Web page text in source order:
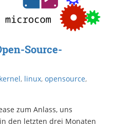
Source-
kernel, linux, opensource,
zum Anlass, uns
den letzten drei Monaten